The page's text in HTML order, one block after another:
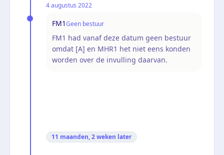
4 augustus 2022
FM1Geen bestuur
FM1 had vanaf deze datum geen bestuur
omdat [A] en MHR1 het niet eens konden
worden over de invulling daarvan.
11 maanden, 2 weken later